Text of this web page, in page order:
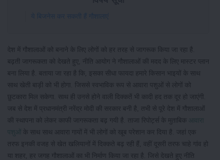
ये बिजनेस कर सकती हैं गौशालाएं
देश में गौशालाओं को बनाने के लिए लोगों को हर तरह से जागरूक किया जा रहा है.
बढ़ती जागरूकता को देखते हुए, नीति आयोग ने गौशालाओं की मदद के लिए मास्टर प्लान
बना लिया है. बताया जा रहा है कि, इसका सीधा फायदा हमारे किसान भाइयों के साथ
साथ खेती बाड़ी को भी होगा. जिससे स्वभाविक रूप से आवारा पशुओं से लोगों को
छुटकारा मिल सकेगा. साथ ही उनसे होने वाली दिक्कतें भी कादी हद तक दूर हो जाएंगी.
जब से देश में प्रधानमंत्री नरेंद्र मोदी की सरकार बनी है, तभी से पूरे देश में गौशालाओं
की स्थापना को लेकर काफी जागरूकता बढ़ गयी है. ताजा रिपोर्ट्स के मुताबिक
आवारा
पशुओं
के साथ साथ आवारा गायों में भी लोगों को खूब परेशान कर दिया है. जहां एक
तरफ इनकी वजह से खेत खलियानों में दिक्कते बढ़ रही हैं, वहीं दूसरी तरफ चाहे गांव हो
या शहर, हर जगह गौशालाओं का भी निर्माण किया जा रहा है. जिसे देखते हुए नीति